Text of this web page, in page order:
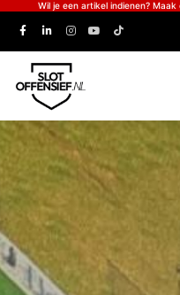
Wil je een artikel indienen?